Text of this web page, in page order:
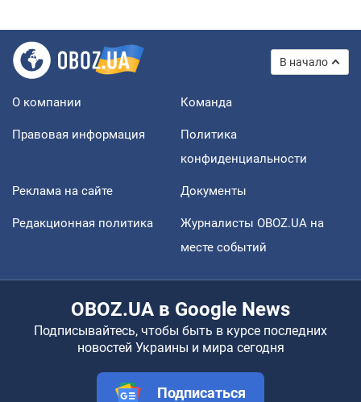
В начало
О компании Команда
Правовая информация
Политика
конфиденциальности
Реклама на сайте Документы
Редакционная политика
Журналисты OBOZ.UA на
месте событий
OBOZ.UA в Google News
Подписывайтесь, чтобы быть в курсе последних
новостей Украины и мира сегодня
Подписаться